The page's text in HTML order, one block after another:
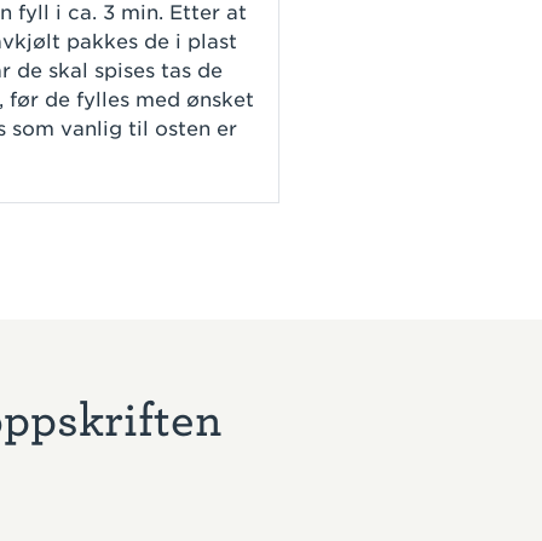
fyll i ca. 3 min. Etter at
pakkes de i plast
de skal spises tas de
før de fylles med ønsket
som vanlig til osten er